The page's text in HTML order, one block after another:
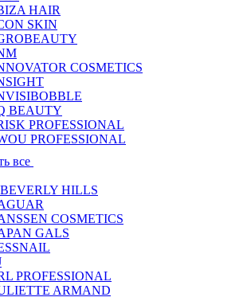
HAIR
SKIN
COSMETICS
BEAUTY
PROFESSIONAL
PROFESSIONAL
все
HILLS
COSMETICS
GALS
PROFESSIONAL
ARMAND